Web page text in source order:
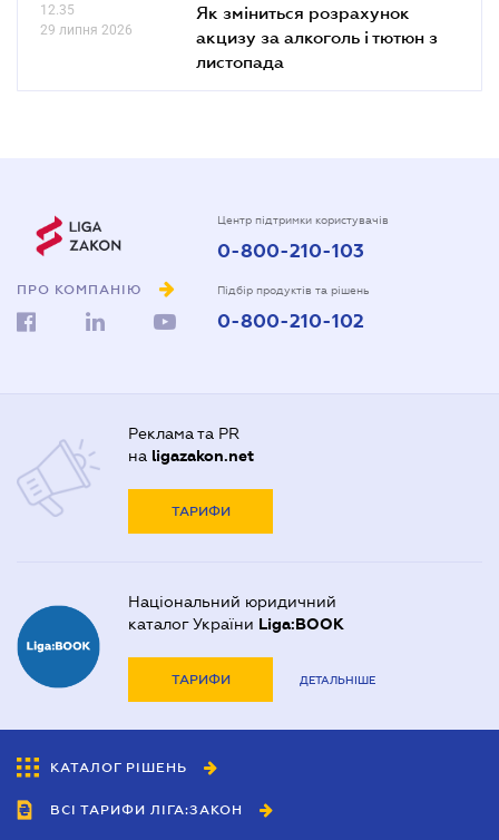
12.35
29 липня 2026
Як зміниться розрахунок
акцизу за алкоголь і тютюн з
листопада
ПРО КОМПАНІЮ
Центр підтримки користувачів
0-800-210-103
Підбір продуктів та рішень
0-800-210-102
Реклама та PR
на ligazakon.net
ТАРИФИ
Національний юридичний
каталог України Liga:BOOK
ТАРИФИ ДЕТАЛЬНІШЕ
КАТАЛОГ РІШЕНЬ
ВСІ ТАРИФИ ЛІГА:ЗАКОН